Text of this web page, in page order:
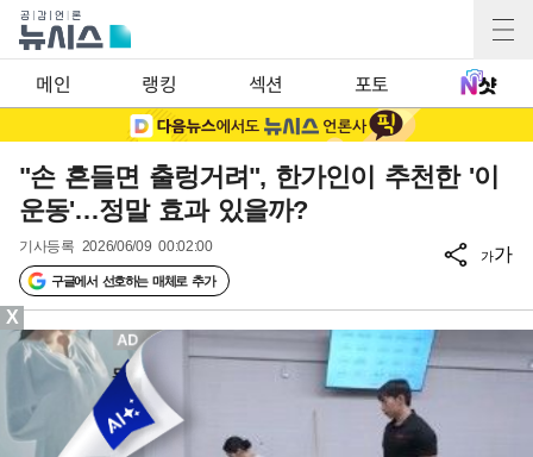
메인 랭킹 섹션 포토
"손 흔들면 출렁거려", 한가인이 추천한 '이
운동'…정말 효과 있을까?
기사등록 2026/06/09 00:02:00
구글에서 선호하는 매체로 추가
가가
X